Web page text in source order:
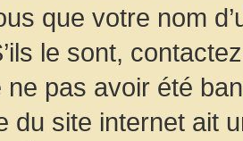
que votre nom
le sont,
ne pas avoir été
du site internet ait